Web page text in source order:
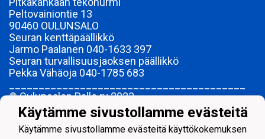
Peltovainiontie 13
90460 OULUNSALO
Seuran kenttäpäällikkö
Jarmo Paalanen 040-1633 397
Seuran turvallisuusjaoksen päällikkö
Pekka Vähäoja 040-1785 683
© Oulunsalon Pallo ry 2023-
ME OLEMME OSPA YHDESSÄ.
Käytämme sivustollamme evästeitä
Käytämme sivustollamme evästeitä käyttökokemuksen